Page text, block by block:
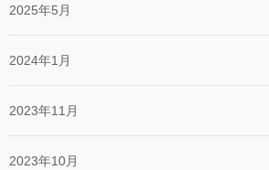
2025年5月
2024年1月
2023年11月
2023年10月